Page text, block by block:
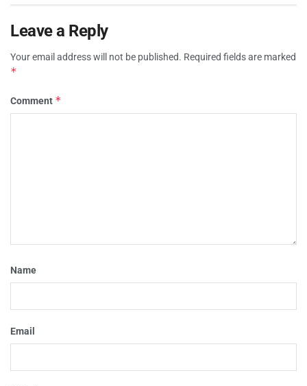
Leave a Reply
Your email address will not be published. Required fields are marked
*
Comment *
Name
Email